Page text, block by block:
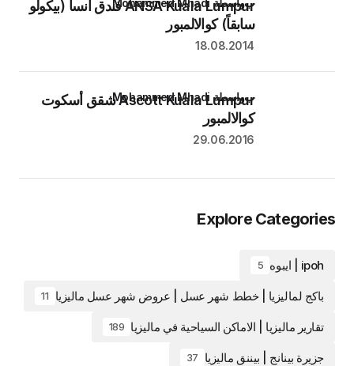
ANSA Kuala Lumpur فندق انسا (بيكولو
سابقاً) كوالالمبور
بواسطة Mohammed Mhadi
18.08.2014
Ascott Kuala Lumpur شقق أسكوت
كوالالمبور
بواسطة Mohammed Mhadi
29.06.2016
Explore Categories
ipoh | ايبوه 5
باكج لماليزيا | خطط شهر عسل | عروض شهر عسل ماليزيا 11
تقارير ماليزيا | الاماكن السياحية في ماليزيا 189
جزيرة بينانج | بيننق ماليزيا 37